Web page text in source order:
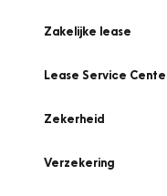
Zakelijke lease
Lease Service
Zekerheid
Verzekering